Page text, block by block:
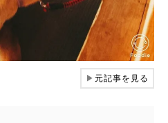
▶元記事を見る